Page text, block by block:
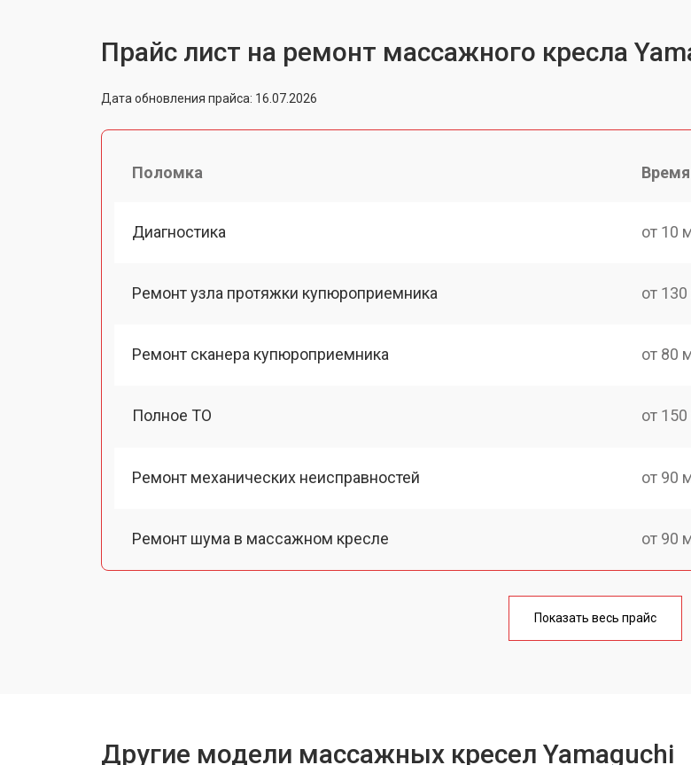
Прайс лист на ремонт массажного кресла
Дата обновления прайса: 16.07.2026
Поломка Время
Диагностика от 10
Ремонт узла протяжки купюроприемника от
Ремонт сканера купюроприемника от 80
Полное ТО от
Ремонт механических неисправностей от 90
Ремонт шума в массажном кресле от 90
от 90
Показать весь прайс
Другие модели массажных кресел Yamaguchi